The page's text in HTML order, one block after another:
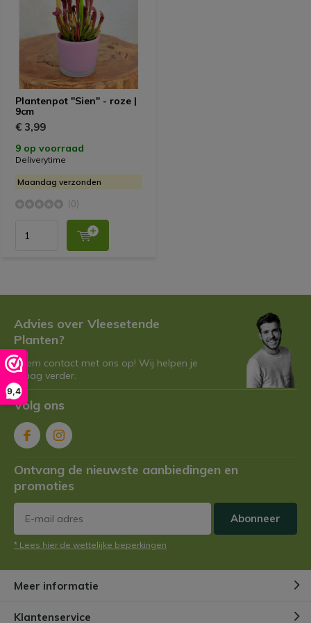
9,4
Plantenpot "Sien" - roze |
9cm
€ 3,99
9 op voorraad
Deliverytime
Maandag verzonden
(0)
Advies over Vleesetende
Planten?
Neem contact met ons op! Wij helpen je
graag verder.
Volg ons
Ontvang de nieuwste aanbiedingen en
promoties
Abonneer
* Lees hier de wettelijke beperkingen
Meer informatie
Klantenservice